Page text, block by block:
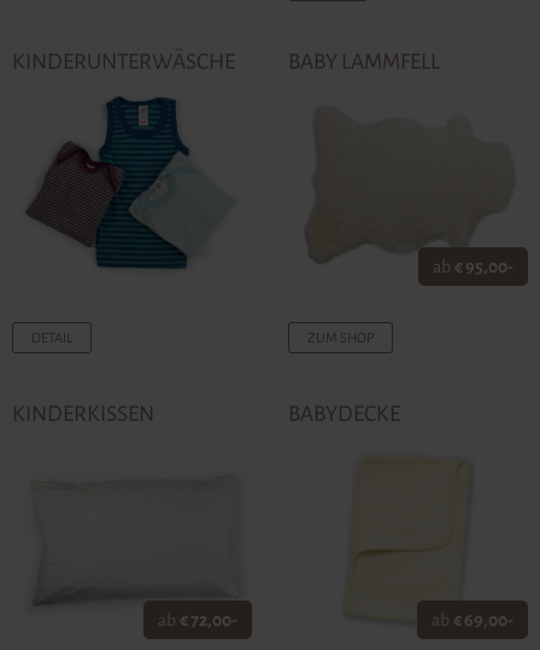
KINDERUNTERWÄSCHE
DETAIL
BABY LAMMFELL
ab € 95,00-
ZUM SHOP
KINDERKISSEN
ab € 72,00-
BABYDECKE
ab € 69,00-